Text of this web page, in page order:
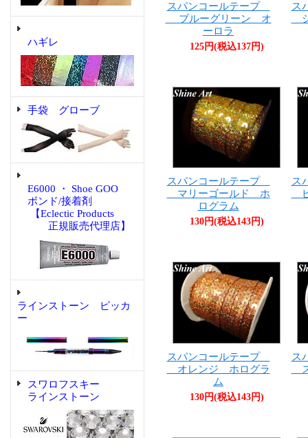
ハギレ
手袋 グローブ
E6000 ・ Shoe GOO
ボンド/接着剤
【Eclectic Products
正規販売代理店】
ラインストーン ピッカ
ー
スワロフスキー
ラインストーン
スパンコールテープ
ブルーグリーン オ
ーロラ
125円(税込137円)
ス
スパンコールテープ
マリーゴールド ホ
ログラム
130円(税込143円)
ス
スパンコールテープ
オレンジ ホログラ
ム
130円(税込143円)
ス